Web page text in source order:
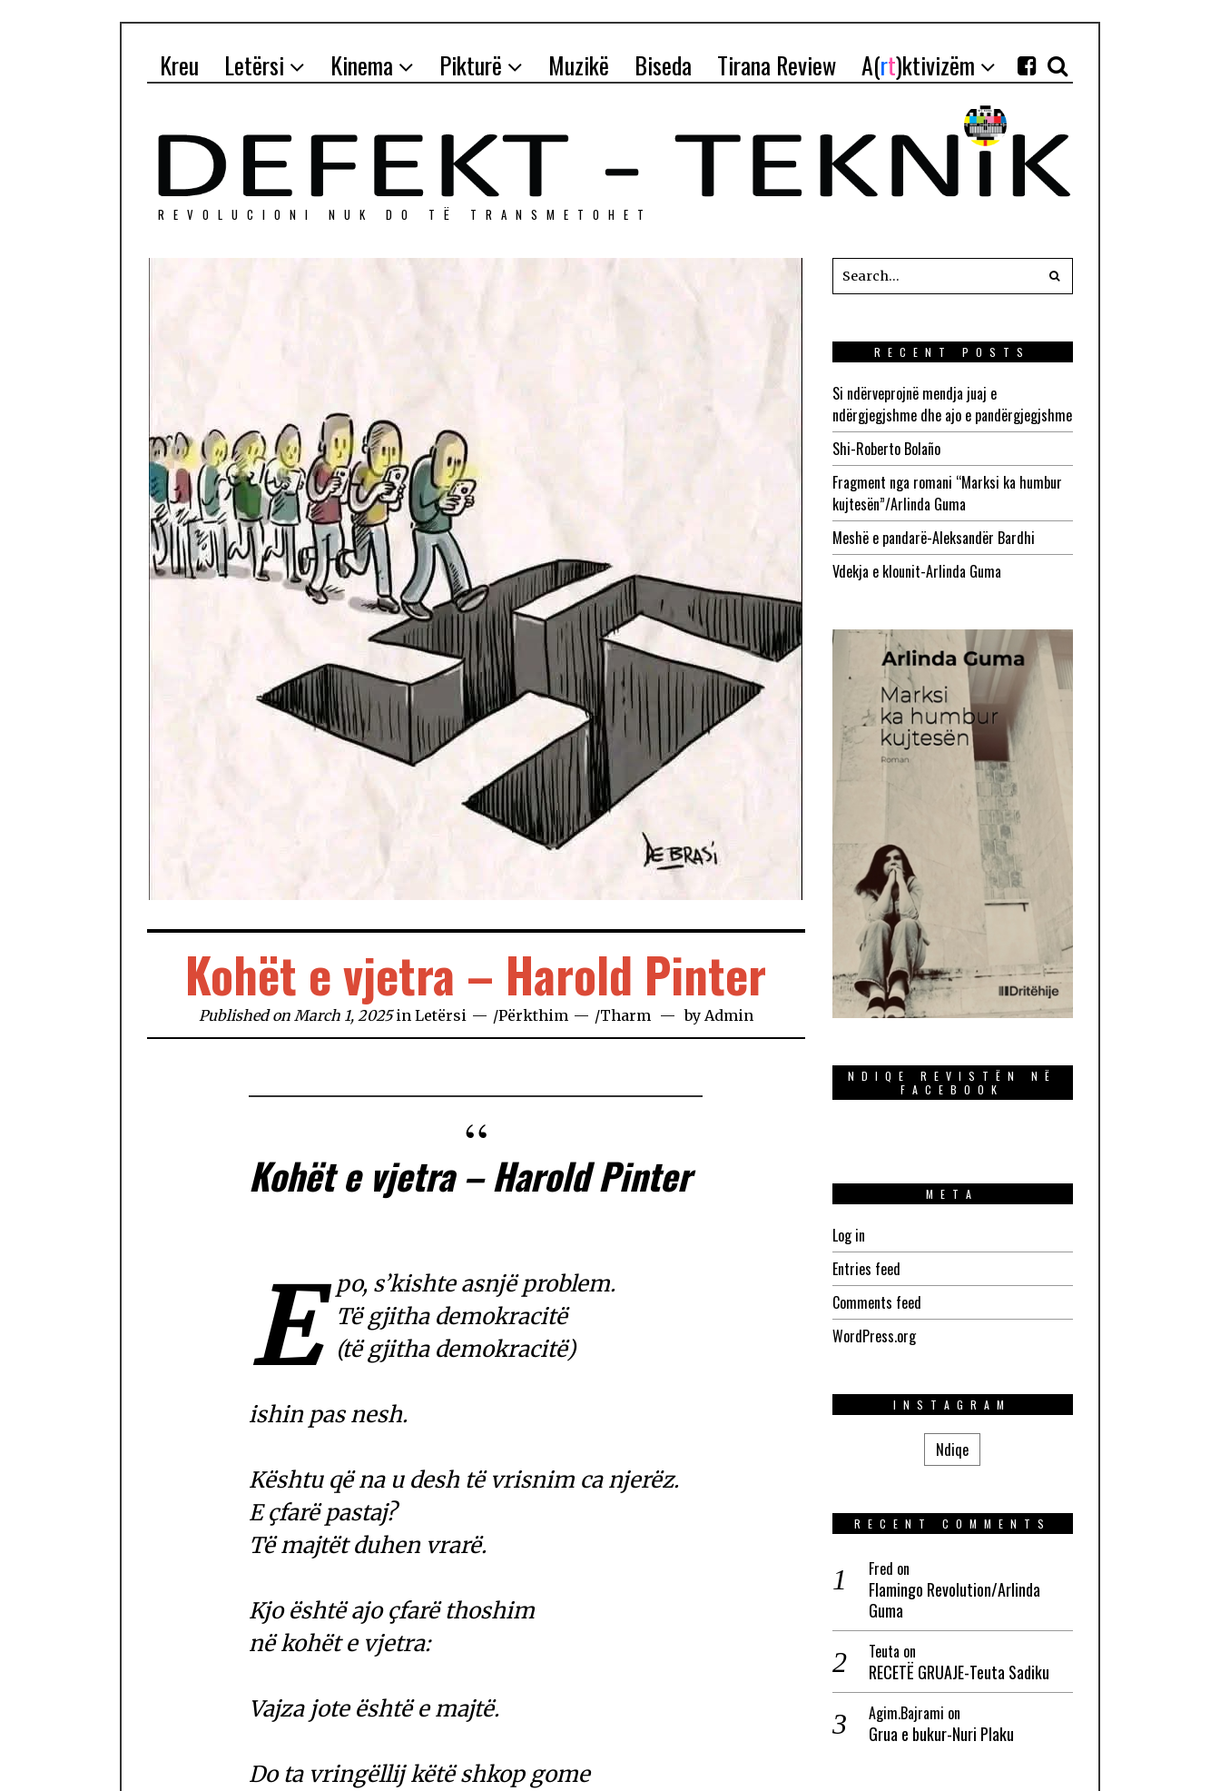
Kreu Letërsi Kinema Pikturë Muzikë Biseda Tirana Review A(rt)ktivizëm
REVOLUCIONI NUK DO TЁ TRANSMETOHET
Kohët e vjetra – Harold Pinter
Published on March 1, 2025 in Letërsi /Përkthim /Tharm by Admin
Kohët e vjetra – Harold Pinter
E
po, s’kishte asnjë problem.
Të gjitha demokracitë
(të gjitha demokracitë)
ishin pas nesh.
Kështu që na u desh të vrisnim ca njerëz.
E çfarë pastaj?
Të majtët duhen vrarë.
Kjo është ajo çfarë thoshim
në kohët e vjetra:
Vajza jote është e majtë.
Do ta vringëllij këtë shkop gome
RECENT POSTS
Si ndërveprojnë mendja juaj e
ndërgjegjshme dhe ajo e pandërgjegjshme
Shi-Roberto Bolaño
Fragment nga romani “Marksi ka humbur
kujtesën”/Arlinda Guma
Meshë e pandarë-Aleksandër Bardhi
Vdekja e klounit-Arlinda Guma
NDIQE REVISTËN NË
FACEBOOK
META
Log in
Entries feed
Comments feed
WordPress.org
INSTAGRAM
Ndiqe
RECENT COMMENTS
Fred on
Flamingo Revolution/Arlinda
Guma
Teuta on
RECETË GRUAJE-Teuta Sadiku
Agim.Bajrami on
Grua e bukur-Nuri Plaku